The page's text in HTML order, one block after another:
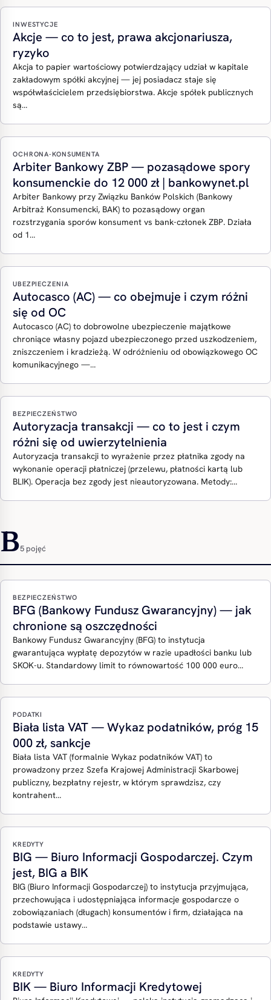
INWESTYCJE
Akcje — co to jest, prawa akcjonariusza,
ryzyko
Akcja to papier wartościowy potwierdzający udział w kapitale
zakładowym spółki akcyjnej — jej posiadacz staje się
współwłaścicielem przedsiębiorstwa. Akcje spółek publicznych
są…
OCHRONA-KONSUMENTA
Arbiter Bankowy ZBP — pozasądowe spory
konsumenckie do 12 000 zł | bankowynet.pl
Arbiter Bankowy przy Związku Banków Polskich (Bankowy
Arbitraż Konsumencki, BAK) to pozasądowy organ
rozstrzygania sporów konsument vs bank-członek ZBP. Działa
od 1…
UBEZPIECZENIA
Autocasco (AC) — co obejmuje i czym różni
się od OC
Autocasco (AC) to dobrowolne ubezpieczenie majątkowe
chroniące własny pojazd ubezpieczonego przed uszkodzeniem,
zniszczeniem i kradzieżą. W odróżnieniu od obowiązkowego OC
komunikacyjnego —…
BEZPIECZEŃSTWO
Autoryzacja transakcji — co to jest i czym
różni się od uwierzytelnienia
Autoryzacja transakcji to wyrażenie przez płatnika zgody na
wykonanie operacji płatniczej (przelewu, płatności kartą lub
BLIK). Operacja bez zgody jest nieautoryzowana. Metody:…
B5 pojęć
BEZPIECZEŃSTWO
BFG (Bankowy Fundusz Gwarancyjny) — jak
chronione są oszczędności
Bankowy Fundusz Gwarancyjny (BFG) to instytucja
gwarantująca wypłatę depozytów w razie upadłości banku lub
SKOK-u. Standardowy limit to równowartość 100 000 euro…
PODATKI
Biała lista VAT — Wykaz podatników, próg 15
000 zł, sankcje
Biała lista VAT (formalnie Wykaz podatników VAT) to
prowadzony przez Szefa Krajowej Administracji Skarbowej
publiczny, bezpłatny rejestr, w którym sprawdzisz, czy
kontrahent…
KREDYTY
BIG — Biuro Informacji Gospodarczej. Czym
jest, BIG a BIK
BIG (Biuro Informacji Gospodarczej) to instytucja przyjmująca,
przechowująca i udostępniająca informacje gospodarcze o
zobowiązaniach (długach) konsumentów i firm, działająca na
podstawie ustawy…
KREDYTY
BIK — Biuro Informacji Kredytowej